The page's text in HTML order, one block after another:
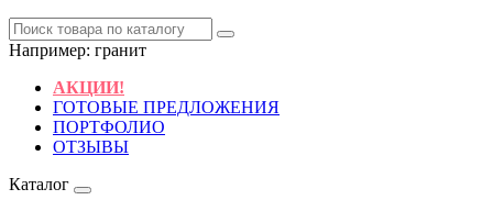
Например: гранит
АКЦИИ!
ГОТОВЫЕ ПРЕДЛОЖЕНИЯ
ПОРТФОЛИО
ОТЗЫВЫ
Каталог